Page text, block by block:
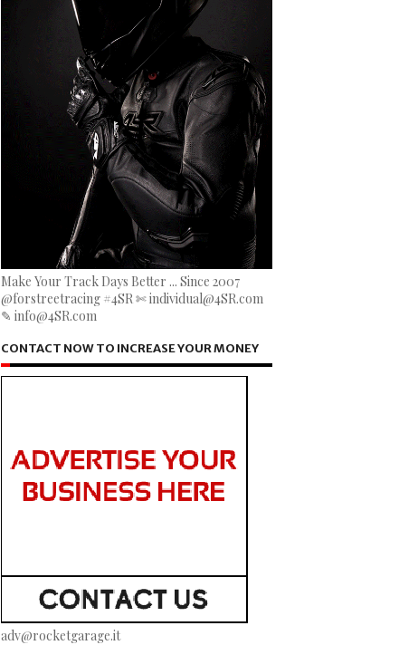
Make Your Track Days Better ... Since 2007
@forstreetracing #4SR ✄ individual@4SR.com
✎ info@4SR.com
CONTACT NOW TO INCREASE YOUR MONEY
adv@rocketgarage.it